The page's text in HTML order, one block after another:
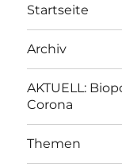
Startseite
Archiv
AKTUELL:
Corona
Themen